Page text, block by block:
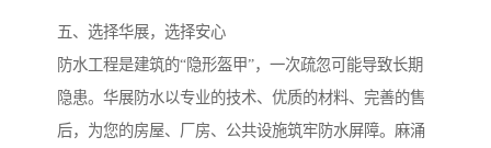
五、选择华展，选择安心
防水工程是建筑的“隐形盔甲”，一次疏忽可能导致长期
隐患。华展防水以专业的技术、优质的材料、完善的售
后，为您的房屋、厂房、公共设施筑牢防水屏障。麻涌